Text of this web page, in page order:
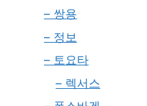
– 쌍용
– 정보
– 토요타
– 렉서스